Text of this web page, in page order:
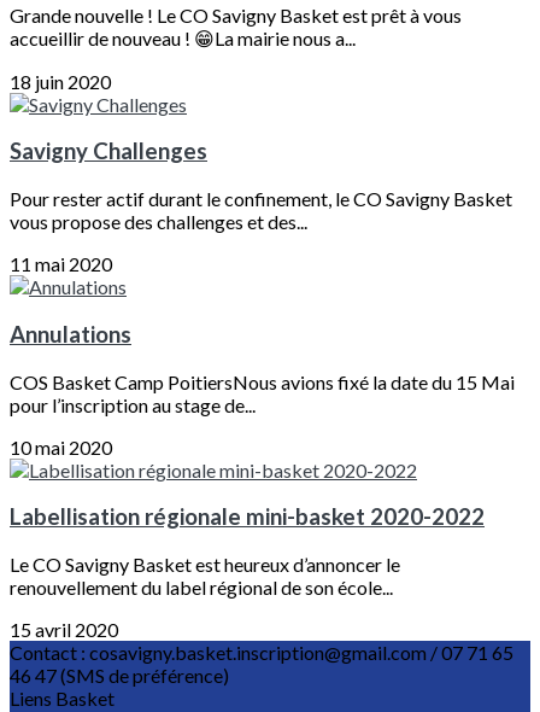
Grande nouvelle ! Le CO Savigny Basket est prêt à vous
accueillir de nouveau ! 😁La mairie nous a...
18 juin 2020
Savigny Challenges
Pour rester actif durant le confinement, le CO Savigny Basket
vous propose des challenges et des...
11 mai 2020
Annulations
COS Basket Camp PoitiersNous avions fixé la date du 15 Mai
pour l’inscription au stage de...
10 mai 2020
Labellisation régionale mini-basket 2020-2022
Le CO Savigny Basket est heureux d’annoncer le
renouvellement du label régional de son école...
15 avril 2020
Contact : cosavigny.basket.inscription@gmail.com / 07 71 65
46 47 (SMS de préférence)
Liens Basket